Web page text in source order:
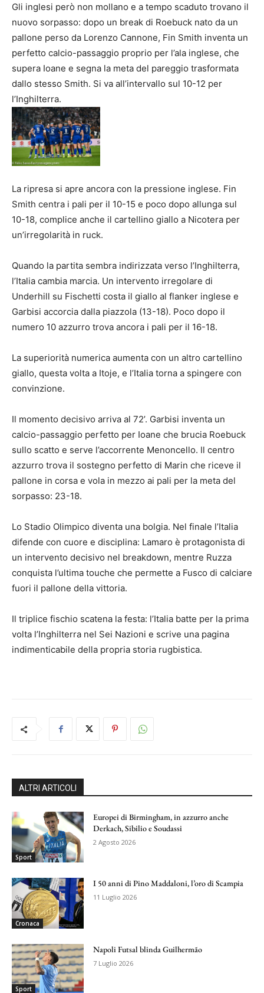
Gli inglesi però non mollano e a tempo scaduto trovano il
nuovo sorpasso: dopo un break di Roebuck nato da un
pallone perso da Lorenzo Cannone, Fin Smith inventa un
perfetto calcio-passaggio proprio per l’ala inglese, che
supera Ioane e segna la meta del pareggio trasformata
dallo stesso Smith. Si va all’intervallo sul 10-12 per
l’Inghilterra.
La ripresa si apre ancora con la pressione inglese. Fin
Smith centra i pali per il 10-15 e poco dopo allunga sul
10-18, complice anche il cartellino giallo a Nicotera per
un’irregolarità in ruck.
Quando la partita sembra indirizzata verso l’Inghilterra,
l’Italia cambia marcia. Un intervento irregolare di
Underhill su Fischetti costa il giallo al flanker inglese e
Garbisi accorcia dalla piazzola (13-18). Poco dopo il
numero 10 azzurro trova ancora i pali per il 16-18.
La superiorità numerica aumenta con un altro cartellino
giallo, questa volta a Itoje, e l’Italia torna a spingere con
convinzione.
Il momento decisivo arriva al 72’. Garbisi inventa un
calcio-passaggio perfetto per Ioane che brucia Roebuck
sullo scatto e serve l’accorrente Menoncello. Il centro
azzurro trova il sostegno perfetto di Marin che riceve il
pallone in corsa e vola in mezzo ai pali per la meta del
sorpasso: 23-18.
Lo Stadio Olimpico diventa una bolgia. Nel finale l’Italia
difende con cuore e disciplina: Lamaro è protagonista di
un intervento decisivo nel breakdown, mentre Ruzza
conquista l’ultima touche che permette a Fusco di calciare
fuori il pallone della vittoria.
Il triplice fischio scatena la festa: l’Italia batte per la prima
volta l’Inghilterra nel Sei Nazioni e scrive una pagina
indimenticabile della propria storia rugbistica.
ALTRI ARTICOLI
Sport
Europei di Birmingham, in azzurro anche
Derkach, Sibilio e Soudassi
2 Agosto 2026
Cronaca
I 50 anni di Pino Maddaloni, l’oro di Scampia
11 Luglio 2026
Sport
Napoli Futsal blinda Guilhermão
7 Luglio 2026